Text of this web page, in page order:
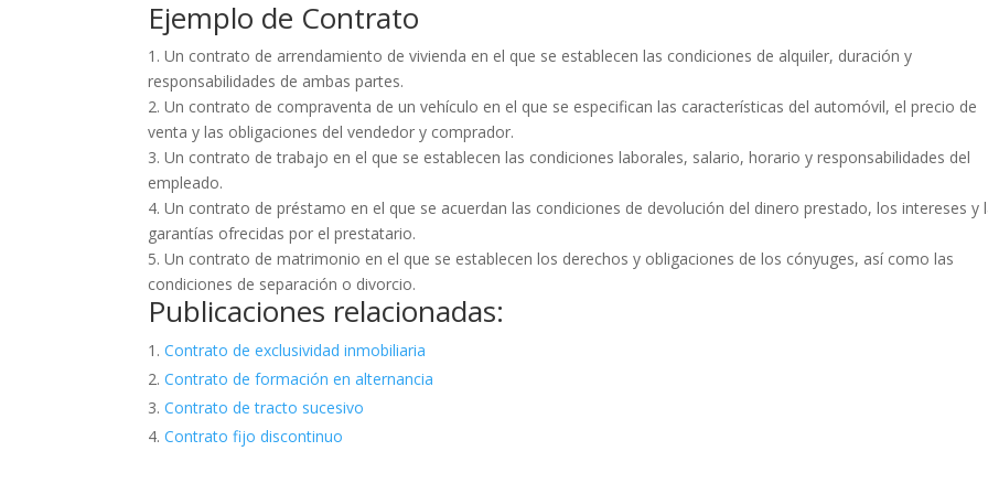
Ejemplo de Contrato
1. Un contrato de arrendamiento de vivienda en el que se establecen las condiciones de alquiler, duración y
responsabilidades de ambas partes.
2. Un contrato de compraventa de un vehículo en el que se especifican las características del automóvil, el precio de
venta y las obligaciones del vendedor y comprador.
3. Un contrato de trabajo en el que se establecen las condiciones laborales, salario, horario y responsabilidades del
empleado.
4. Un contrato de préstamo en el que se acuerdan las condiciones de devolución del dinero prestado, los intereses y
garantías ofrecidas por el prestatario.
5. Un contrato de matrimonio en el que se establecen los derechos y obligaciones de los cónyuges, así como las
condiciones de separación o divorcio.
Publicaciones relacionadas:
Contrato de exclusividad inmobiliaria
Contrato de formación en alternancia
Contrato de tracto sucesivo
Contrato fijo discontinuo